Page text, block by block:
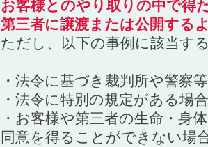
お客様とのやり取りの中で得
第三者に譲渡または公開する
ただし、以下の事例に該当す
・法令に基づき裁判所や警察
・法令に特別の規定がある場合
・お客様や第三者の生命・身
同意を得ることができない場